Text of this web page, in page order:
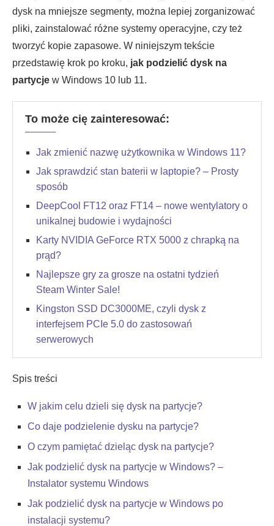
dysk na mniejsze segmenty, można lepiej zorganizować
pliki, zainstalować różne systemy operacyjne, czy też
tworzyć kopie zapasowe. W niniejszym tekście
przedstawię krok po kroku, jak podzielić dysk na
partycje w Windows 10 lub 11.
To może cię zainteresować:
Jak zmienić nazwę użytkownika w Windows 11?
Jak sprawdzić stan baterii w laptopie? – Prosty
sposób
DeepCool FT12 oraz FT14 – nowe wentylatory o
unikalnej budowie i wydajności
Karty NVIDIA GeForce RTX 5000 z chrapką na
prąd?
Najlepsze gry za grosze na ostatni tydzień
Steam Winter Sale!
Kingston SSD DC3000ME, czyli dysk z
interfejsem PCIe 5.0 do zastosowań
serwerowych
Spis treści
W jakim celu dzieli się dysk na partycje?
Co daje podzielenie dysku na partycje?
O czym pamiętać dzieląc dysk na partycje?
Jak podzielić dysk na partycje w Windows? –
Instalator systemu Windows
Jak podzielić dysk na partycje w Windows po
instalacji systemu?